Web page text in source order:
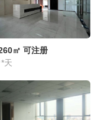
㎡ 可注册
天